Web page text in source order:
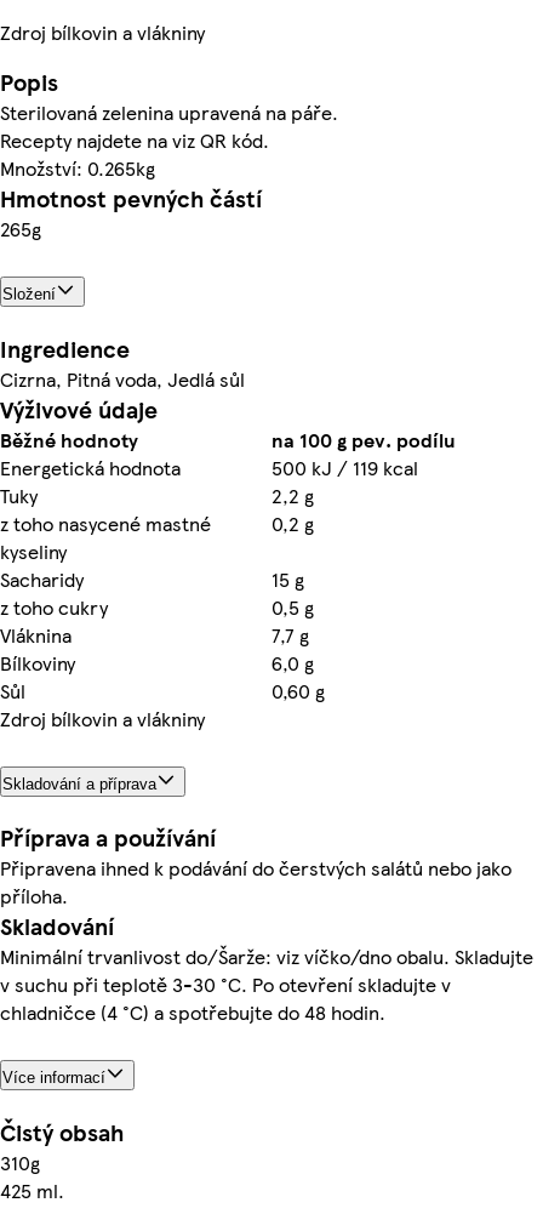
Zdroj bílkovin a vlákniny
Popis
Sterilovaná zelenina upravená na páře.
Recepty najdete na viz QR kód.
Množství: 0.265kg
Hmotnost pevných částí
265g
Složení
Ingredience
Cizrna, Pitná voda, Jedlá sůl
Výživové údaje
Běžné hodnoty
na 100 g pev. podílu
Energetická hodnota
500 kJ / 119 kcal
Tuky
2,2 g
z toho nasycené mastné
kyseliny
0,2 g
Sacharidy
15 g
z toho cukry
0,5 g
Vláknina
7,7 g
Bílkoviny
6,0 g
Sůl
0,60 g
Zdroj bílkovin a vlákniny
Skladování a příprava
Příprava a používání
Připravena ihned k podávání do čerstvých salátů nebo jako
příloha.
Skladování
Minimální trvanlivost do/Šarže: viz víčko/dno obalu. Skladujte
v suchu při teplotě 3-30 °C. Po otevření skladujte v
chladničce (4 °C) a spotřebujte do 48 hodin.
Více informací
Čistý obsah
310g
425 ml.